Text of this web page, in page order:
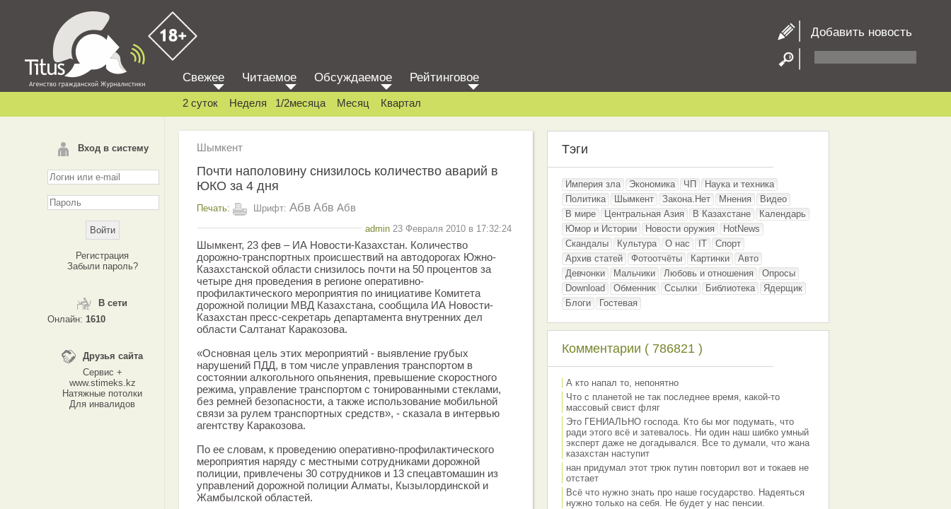
Добавить новость
Вход в систему
Регистрация
Забыли пароль?
В сети
Онлайн: 1610
Друзья сайта
Сервис +
www.stimeks.kz
Натяжные потолки
Для инвалидов
Свежее Читаемое Обсуждаемое Рейтинговое
2 суток Неделя 1/2месяца Месяц Квартал
Шымкент
Почти наполовину снизилось количество аварий в
ЮКО за 4 дня
Печать: Шрифт: Абв Абв Абв
admin 23 Февраля 2010 в 17:32:24
Шымкент, 23 фев – ИА Новости-Казахстан. Количество
дорожно-транспортных происшествий на автодорогах Южно-
Казахстанской области снизилось почти на 50 процентов за
четыре дня проведения в регионе оперативно-
профилактического мероприятия по инициативе Комитета
дорожной полиции МВД Казахстана, сообщила ИА Новости-
Казахстан пресс-секретарь департамента внутренних дел
области Салтанат Каракозова.
«Основная цель этих мероприятий - выявление грубых
нарушений ПДД, в том числе управления транспортом в
состоянии алкогольного опьянения, превышение скоростного
режима, управление транспортом с тонированными стеклами,
без ремней безопасности, а также использование мобильной
связи за рулем транспортных средств», - сказала в интервью
агентству Каракозова.
По ее словам, к проведению оперативно-профилактического
мероприятия наряду с местными сотрудниками дорожной
полиции, привлечены 30 сотрудников и 13 спецавтомашин из
управлений дорожной полиции Алматы, Кызылординской и
Жамбылской областей.
Тэги
Империя зла Экономика ЧП
Наука и техника
Политика
Шымкент Закона.Нет Мнения
Видео
В мире
Центральная Азия В Казахстане
Календарь
Юмор и Истории
Новости оружия
HotNews
Скандалы
Культура О нас IT
Спорт
Архив статей
Фотоотчёты Картинки
Авто
Девчонки
Мальчики Любовь и отношения
Опросы
Download
Обменник Ссылки Библиотека
Ядерщик
Блоги
Гостевая
Комментарии ( 786821 )
А кто напал то, непонятно
Что с планетой не так последнее время, какой-то
массовый свист фляг
Это ГЕНИАЛЬНО господа. Кто бы мог подумать, что
ради этого всё и затевалось. Ни один наш шибко умный
эксперт даже не догадывался. Все то думали, что жана
казахстан наступит
нан придумал этот трюк путин повторил вот и токаев не
отстает
Всё что нужно знать про наше государство. Надеяться
нужно только на себя. Не будет у нас пенсии.